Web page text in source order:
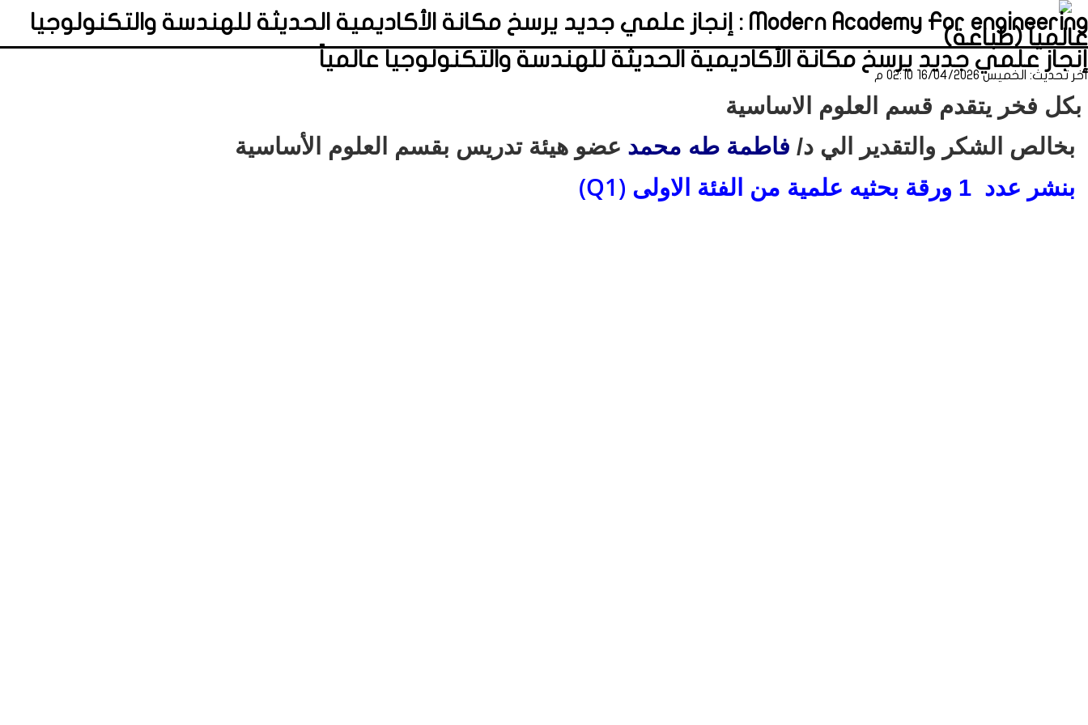
Modern Academy For engineering : إنجاز علمي جديد يرسخ مكانة الأكاديمية الحديثة للهندسة والتكنولوجيا
عالمياً (طباعة)
إنجاز علمي جديد يرسخ مكانة الأكاديمية الحديثة للهندسة والتكنولوجيا عالمياً
آخر تحديث: الخميس 16/04/2026 02:10 م
​بكل فخر يتقدم قسم العلوم الاساسية
بخالص الشكر والتقدير الي د/ فاطمة طه محمد عضو هيئة تدريس بقسم العلوم الأساسية
بنشر عدد 1
ورقة بحثيه علمية من الفئة الاولى (Q1)